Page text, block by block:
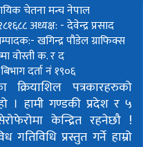
चेतना मन्च नेपाल
अध्यक्ष: - देवेन्द्र प्रसाद
खगिन्द्र पौडेलग्राफिक्स
वोस्तीक. र द
दर्ता नं १९०६
पत्रकारहरुको
। हामी गण्डकी प्रदेश र ५
केन्द्रित रहनेछौ !
गतिविधि प्रस्तुत गर्ने हाम्रो